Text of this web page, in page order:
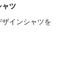
ャツ
インシャツを